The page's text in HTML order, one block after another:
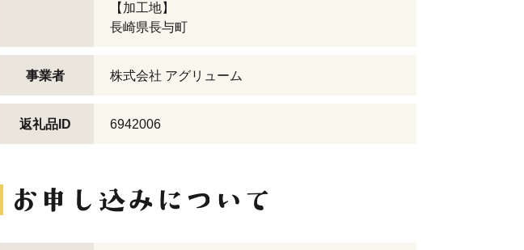
【加工地】
長崎県長与町
事業者 株式会社 アグリューム
返礼品ID 6942006